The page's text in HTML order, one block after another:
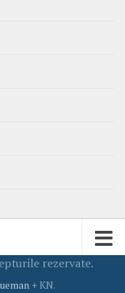
rezervate.
+ KN.